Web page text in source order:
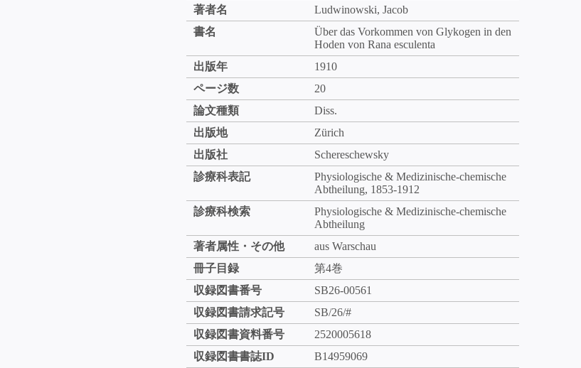
著者名
Ludwinowski, Jacob
書名
Über das Vorkommen von Glykogen in den
Hoden von Rana esculenta
出版年
1910
ページ数
20
論文種類
Diss.
出版地
Zürich
出版社
Schereschewsky
診療科表記
Physiologische & Medizinische-chemische
Abtheilung, 1853-1912
診療科検索
Physiologische & Medizinische-chemische
Abtheilung
著者属性・その他
aus Warschau
冊子目録
第4巻
収録図書番号
SB26-00561
収録図書請求記号
SB/26/#
収録図書資料番号
2520005618
収録図書書誌ID
B14959069